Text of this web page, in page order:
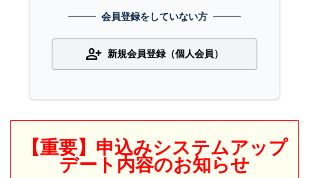
会員登録をしていない方
person_add 新規会員登録（個人会員）
【重要】申込みシステムアップ
デート内容のお知らせ